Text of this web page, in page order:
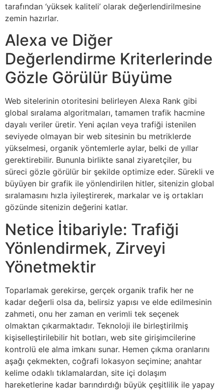
tarafından ‘yüksek kaliteli’ olarak değerlendirilmesine
zemin hazırlar.
Alexa ve Diğer
Değerlendirme Kriterlerinde
Gözle Görülür Büyüme
Web sitelerinin otoritesini belirleyen Alexa Rank gibi
global sıralama algoritmaları, tamamen trafik hacmine
dayalı veriler üretir. Yeni açılan veya trafiği istenilen
seviyede olmayan bir web sitesinin bu metriklerde
yükselmesi, organik yöntemlerle aylar, belki de yıllar
gerektirebilir. Bununla birlikte sanal ziyaretçiler, bu
süreci gözle görülür bir şekilde optimize eder. Sürekli ve
büyüyen bir grafik ile yönlendirilen hitler, sitenizin global
sıralamasını hızla iyileştirerek, markalar ve iş ortakları
gözünde sitenizin değerini katlar.
Netice İtibariyle: Trafiği
Yönlendirmek, Zirveyi
Yönetmektir
Toparlamak gerekirse, gerçek organik trafik her ne
kadar değerli olsa da, belirsiz yapısı ve elde edilmesinin
zahmeti, onu her zaman en verimli tek seçenek
olmaktan çıkarmaktadır. Teknoloji ile birleştirilmiş
kişiselleştirilebilir hit botları, web site girişimcilerine
kontrolü ele alma imkanı sunar. Hemen çıkma oranlarını
aşağı çekmekten, coğrafi lokasyon seçimine; anahtar
kelime odaklı tıklamalardan, site içi dolaşım
hareketlerine kadar barındırdığı büyük çeşitlilik ile yapay